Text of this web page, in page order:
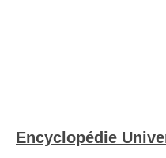
Encyclopédie